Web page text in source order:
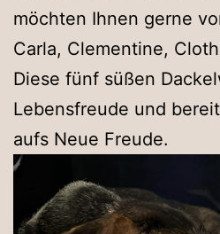
möchten Ihnen gerne
Carla, Clementine,
Diese fünf süßen
Lebensfreude und
aufs Neue Freude.